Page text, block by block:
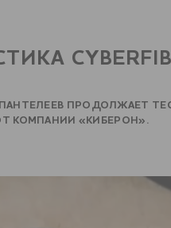
ПРОДОЛЖАЕТ
ОТ КОМПАНИИ «КИБЕРОН».